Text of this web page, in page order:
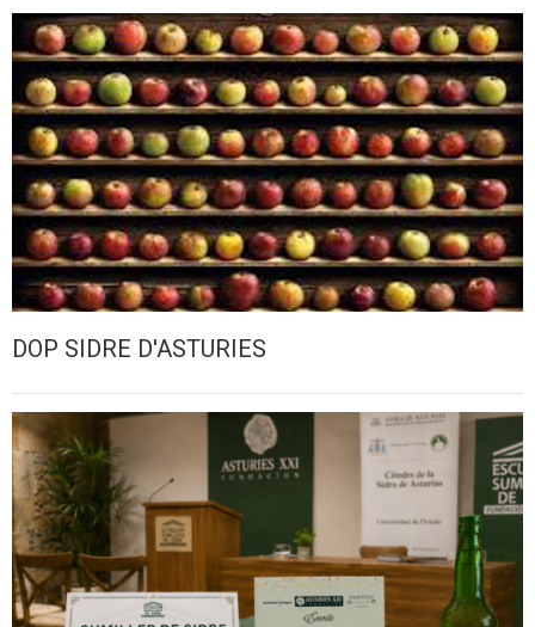
DOP SIDRE D'ASTURIES